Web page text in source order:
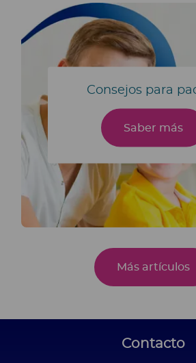
Consejos para
Saber más
Más artículos
Contacto